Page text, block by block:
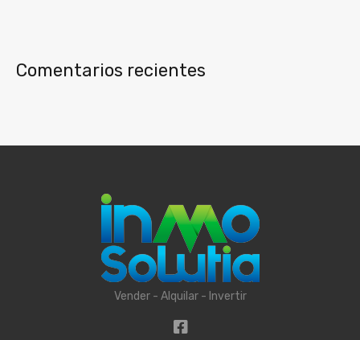
Comentarios recientes
Vender - Alquilar - Invertir